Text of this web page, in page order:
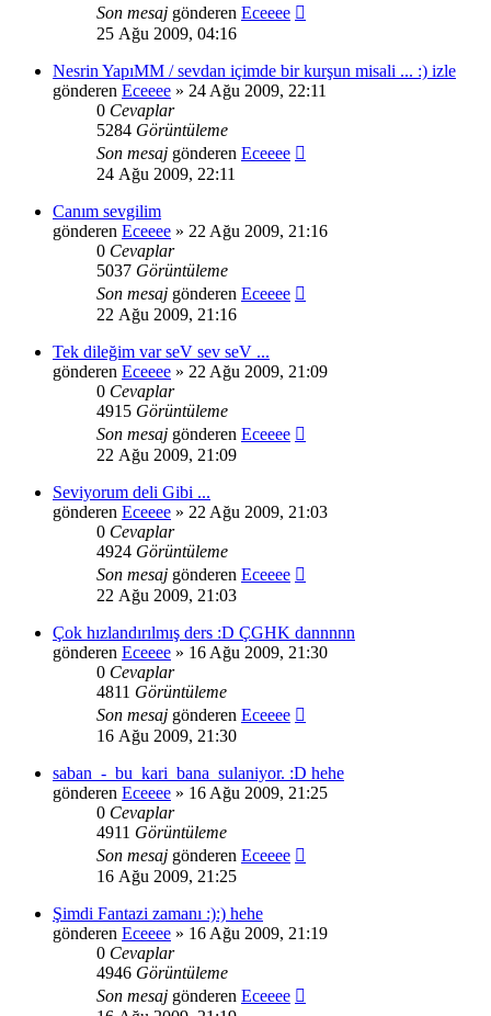
Son mesaj gönderen Eceeee
25 Ağu 2009, 04:16
Nesrin YapıMM / sevdan içimde bir kurşun misali ... :) izle
gönderen Eceeee » 24 Ağu 2009, 22:11
0 Cevaplar
5284 Görüntüleme
Son mesaj gönderen Eceeee
24 Ağu 2009, 22:11
Canım sevgilim
gönderen Eceeee » 22 Ağu 2009, 21:16
0 Cevaplar
5037 Görüntüleme
Son mesaj gönderen Eceeee
22 Ağu 2009, 21:16
Tek dileğim var seV sev seV ...
gönderen Eceeee » 22 Ağu 2009, 21:09
0 Cevaplar
4915 Görüntüleme
Son mesaj gönderen Eceeee
22 Ağu 2009, 21:09
Seviyorum deli Gibi ...
gönderen Eceeee » 22 Ağu 2009, 21:03
0 Cevaplar
4924 Görüntüleme
Son mesaj gönderen Eceeee
22 Ağu 2009, 21:03
Çok hızlandırılmış ders :D ÇGHK dannnnn
gönderen Eceeee » 16 Ağu 2009, 21:30
0 Cevaplar
4811 Görüntüleme
Son mesaj gönderen Eceeee
16 Ağu 2009, 21:30
saban_-_bu_kari_bana_sulaniyor. :D hehe
gönderen Eceeee » 16 Ağu 2009, 21:25
0 Cevaplar
4911 Görüntüleme
Son mesaj gönderen Eceeee
16 Ağu 2009, 21:25
Şimdi Fantazi zamanı :):) hehe
gönderen Eceeee » 16 Ağu 2009, 21:19
0 Cevaplar
4946 Görüntüleme
Son mesaj gönderen Eceeee